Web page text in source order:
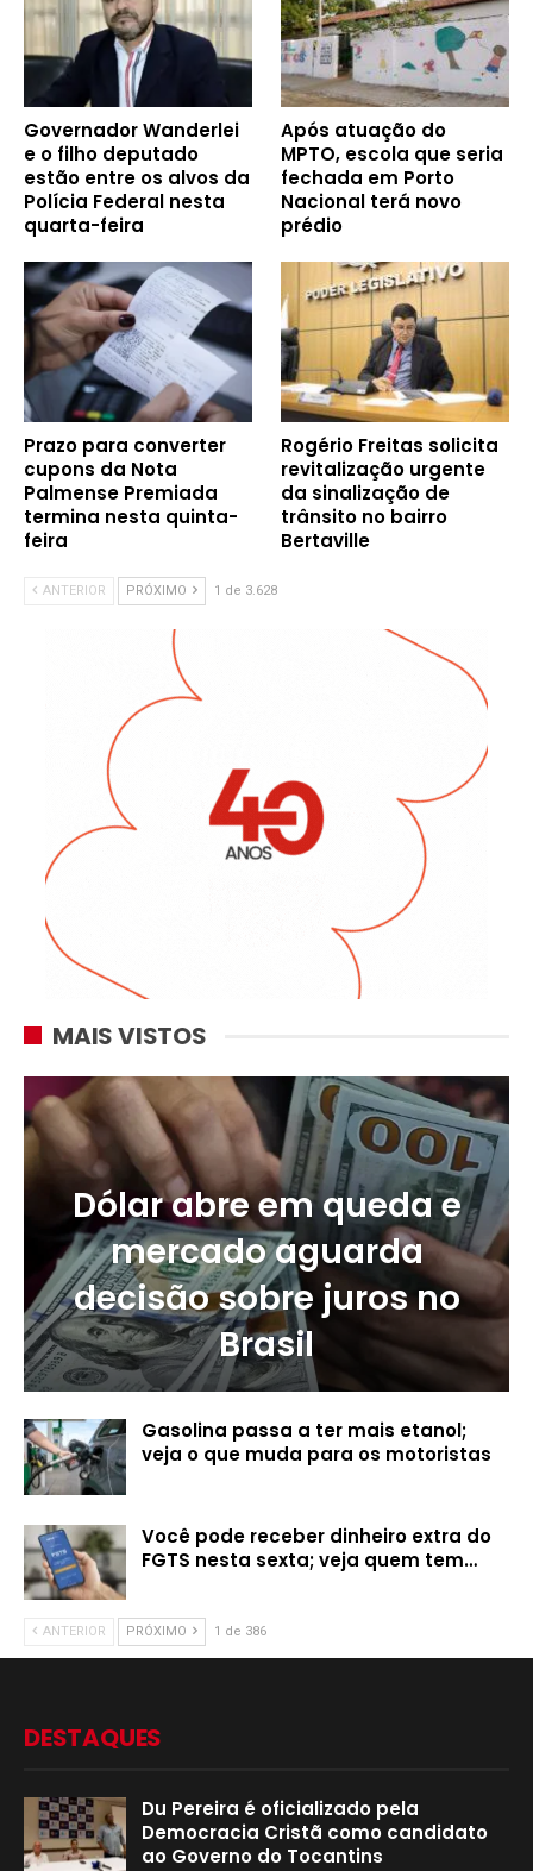
Governador Wanderlei
e o filho deputado
estão entre os alvos da
Polícia Federal nesta
quarta-feira
Após atuação do
MPTO, escola que seria
fechada em Porto
Nacional terá novo
prédio
Prazo para converter
cupons da Nota
Palmense Premiada
termina nesta quinta-
feira
Rogério Freitas solicita
revitalização urgente
da sinalização de
trânsito no bairro
Bertaville
ANTERIOR PRÓXIMO 1 de 3.628
MAIS VISTOS
Dólar abre em queda e
mercado aguarda
decisão sobre juros no
Brasil
Gasolina passa a ter mais etanol;
veja o que muda para os motoristas
Você pode receber dinheiro extra do
FGTS nesta sexta; veja quem tem…
ANTERIOR PRÓXIMO 1 de 386
DESTAQUES
Du Pereira é oficializado pela
Democracia Cristã como candidato
ao Governo do Tocantins